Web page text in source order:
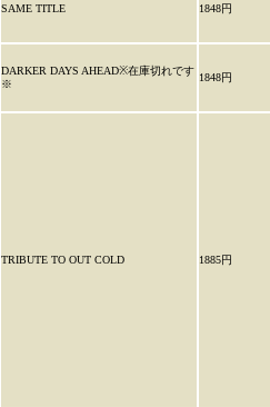
SAME TITLE 1848円
DARKER DAYS AHEAD※在庫切れです
※
1848円
TRIBUTE TO OUT COLD 1885円